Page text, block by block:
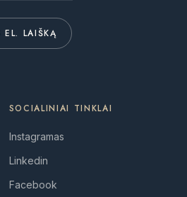
EL. LAIŠKĄ
SOCIALINIAI TINKLAI
Instagramas
Linkedin
Facebook